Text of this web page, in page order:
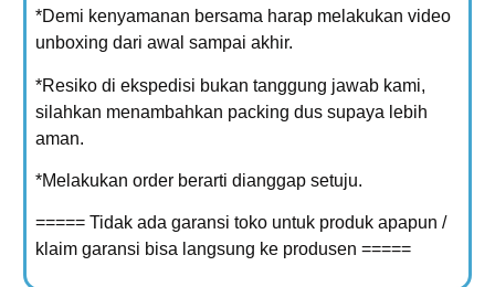
*Demi kenyamanan bersama harap melakukan video
unboxing dari awal sampai akhir.
*Resiko di ekspedisi bukan tanggung jawab kami,
silahkan menambahkan packing dus supaya lebih
aman.
*Melakukan order berarti dianggap setuju.
===== Tidak ada garansi toko untuk produk apapun /
klaim garansi bisa langsung ke produsen =====